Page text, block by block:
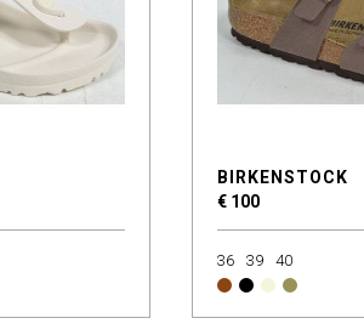
BIRKENSTOCK
€ 100
36 39 40